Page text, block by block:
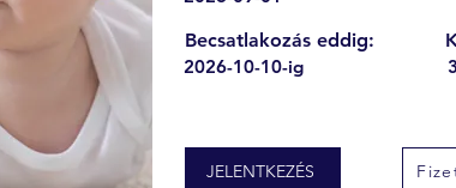
Becsatlakozás eddig:
2026-10-10-ig
JELENTKEZÉS